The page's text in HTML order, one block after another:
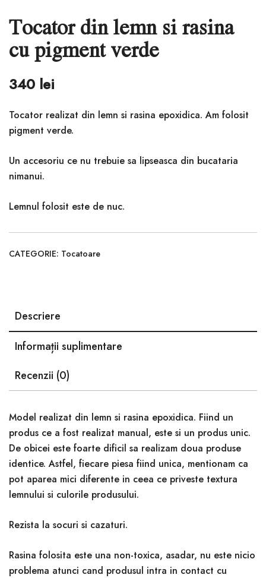
Tocator din lemn si rasina
cu pigment verde
340 lei
Tocator realizat din lemn si rasina epoxidica. Am folosit
pigment verde.
Un accesoriu ce nu trebuie sa lipseasca din bucataria
nimanui.
Lemnul folosit este de nuc.
CATEGORIE: Tocatoare
Descriere
Informații suplimentare
Recenzii (0)
Model realizat din lemn si rasina epoxidica. Fiind un
produs ce a fost realizat manual, este si un produs unic.
De obicei este foarte dificil sa realizam doua produse
identice. Astfel, fiecare piesa fiind unica, mentionam ca
pot aparea mici diferente in ceea ce priveste textura
lemnului si culorile produsului.
Rezista la socuri si cazaturi.
Rasina folosita este una non-toxica, asadar, nu este nicio
problema atunci cand produsul intra in contact cu